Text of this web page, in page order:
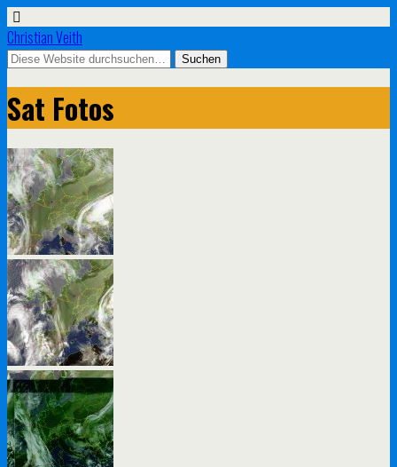
Christian Veith
Sat Fotos